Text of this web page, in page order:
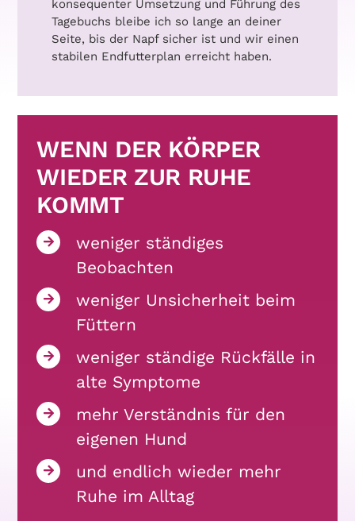
konsequenter Umsetzung und Führung des
Tagebuchs bleibe ich so lange an deiner
Seite, bis der Napf sicher ist und wir einen
stabilen Endfutterplan erreicht haben.
WENN DER KÖRPER
WIEDER ZUR RUHE
KOMMT
weniger ständiges
Beobachten
weniger Unsicherheit beim
Füttern
weniger ständige Rückfälle in
alte Symptome
mehr Verständnis für den
eigenen Hund
und endlich wieder mehr
Ruhe im Alltag